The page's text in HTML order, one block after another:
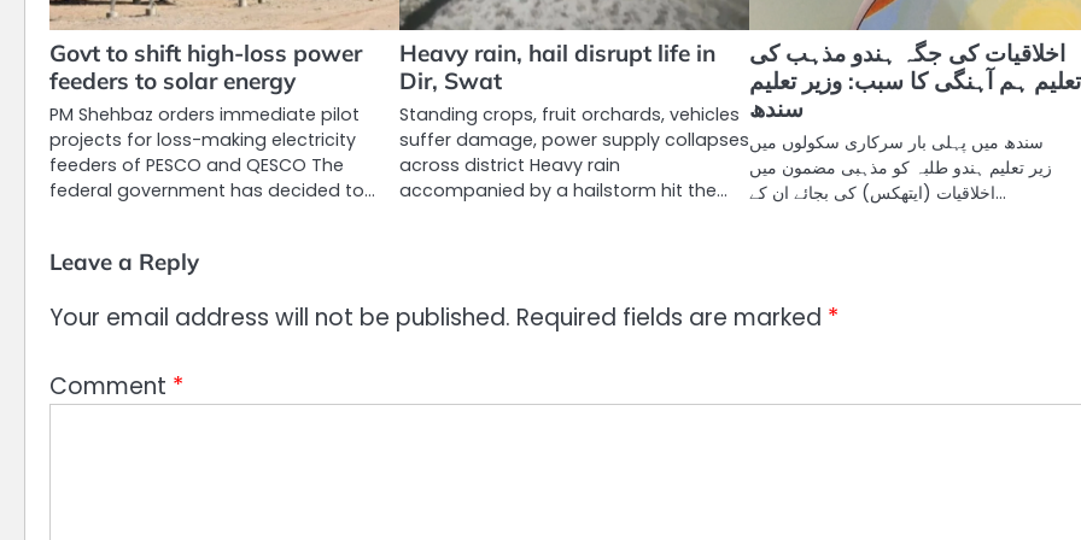
Govt to shift high-loss power
feeders to solar energy
PM Shehbaz orders immediate pilot
projects for loss-making electricity
feeders of PESCO and QESCO The
federal government has decided to…
Heavy rain, hail disrupt life in
Dir, Swat
Standing crops, fruit orchards, vehicles
suffer damage, power supply collapses
across district Heavy rain
accompanied by a hailstorm hit the…
اخلاقیات کی جگہ ہندو مذہب کی
تعلیم ہم آہنگی کا سبب: وزیر تعلیم
سندھ
سندھ میں پہلی بار سرکاری سکولوں میں
زیر تعلیم ہندو طلبہ کو مذہبی مضمون میں
اخلاقیات (ایتھکس) کی بجائے ان کے…
Leave a Reply
Your email address will not be published. Required fields are marked *
Comment *